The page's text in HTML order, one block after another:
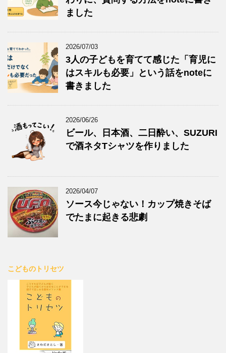
ました
2026/07/03
3人の子どもを育てて感じた「育児に
はスキルも必要」という話をnoteに
書きました
2026/06/26
ビール、日本酒、二日酔い、SUZURI
で酒ネタTシャツを作りました
2026/04/07
ソース今じゃない！カップ焼きそば
でたまに起きる悲劇
こどものトリセツ